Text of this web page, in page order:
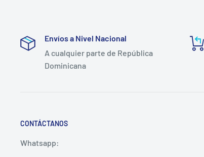
Envíos a Nivel Nacional
A cualquier parte de República
Dominicana
CONTÁCTANOS
Whatsapp: